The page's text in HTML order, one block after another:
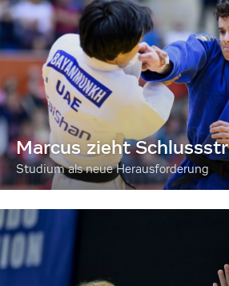
Marcus zieht
Studium als neue Herausforderung